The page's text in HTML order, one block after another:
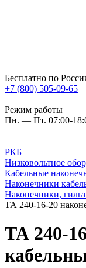
Бесплатно по
+7 (800) 505-09-65
Режим работы
Пн. — Пт. 07:00-
РКБ
Низковольтное
Кабельные
Наконечники
Наконечники,
ТА 240-16-20
ТА 240-